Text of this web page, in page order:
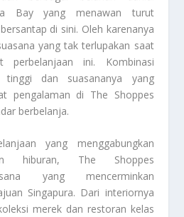
Bay yang menawan turut
di sini. Oleh karenanya
yang tak terlupakan saat
perbelanjaan ini. Kombinasi
tinggi dan suasananya yang
pengalaman di The Shoppes
berbelanja.
yang menggabungkan
hiburan, The Shoppes
yang mencerminkan
Singapura. Dari interiornya
merek dan restoran kelas